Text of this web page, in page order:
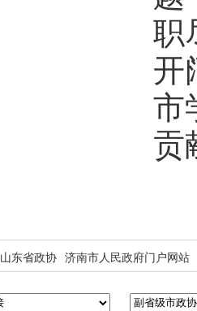
职
开
市
贡
山东省政协 济南市人民政府门户网站